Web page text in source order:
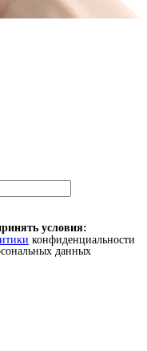
условия:
конфиденциальности
данных